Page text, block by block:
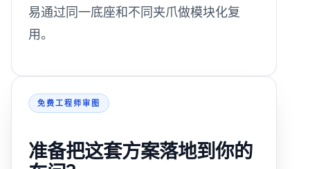
易通过同一底座和不同夹爪做模块化复
用。
免费工程师审图
准备把这套方案落地到你的